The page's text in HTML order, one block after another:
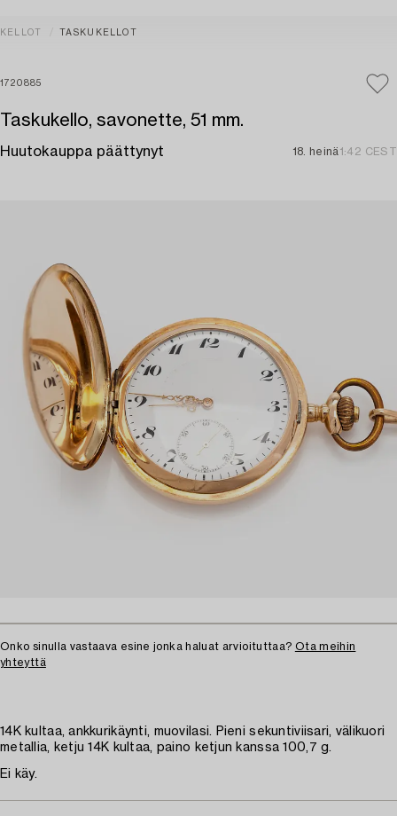
KELLOT TASKUKELLOT
1720885
Taskukello, savonette, 51 mm.
Huutokauppa päättynyt 18. heinä 1:42 CEST
Onko sinulla vastaava esine jonka haluat arvioituttaa? Ota meihin
yhteyttä
14K kultaa, ankkurikäynti, muovilasi. Pieni sekuntiviisari, välikuori
metallia, ketju 14K kultaa, paino ketjun kanssa 100,7 g.
Ei käy.